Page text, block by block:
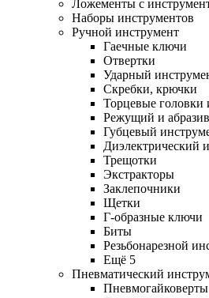
Ложементы с
Наборы инструментов
Ручной инструмент
Гаечные ключи
Отвертки
Ударный
Скребки, крючки
Торцевые головки
Режущий и
Губцевый
Диэлектрический
Трещотки
Экстракторы
Заклепочники
Щетки
Г-образные ключи
Биты
Резьбонарезной
Ещё 5
Пневматический
Пневмогайковерты